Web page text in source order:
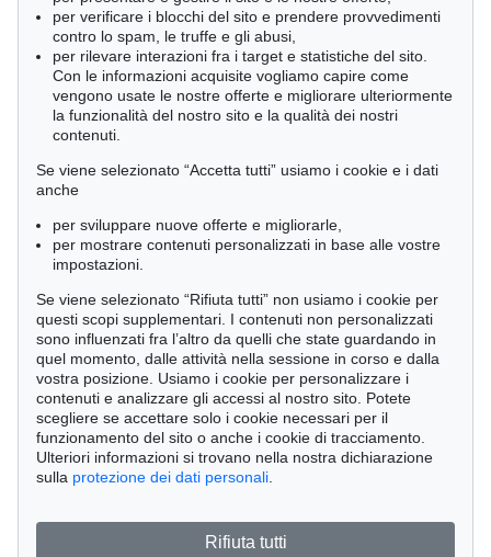
Asta 611 - lot 125001326
Stephan Balkenhol
Mann mit weißem Hemd und Hut
,1996
Stima: € 25,000
per verificare i blocchi del sito e prendere provvedimenti
contro lo spam, le truffe e gli abusi,
per rilevare interazioni fra i target e statistiche del sito.
Con le informazioni acquisite vogliamo capire come
vengono usate le nostre offerte e migliorare ulteriormente
la funzionalità del nostro sito e la qualità dei nostri
contenuti.
Se viene selezionato “Accetta tutti” usiamo i cookie e i dati
anche
per sviluppare nuove offerte e migliorarle,
per mostrare contenuti personalizzati in base alle vostre
impostazioni.
Se viene selezionato “Rifiuta tutti” non usiamo i cookie per
questi scopi supplementari. I contenuti non personalizzati
sono influenzati fra l’altro da quelli che state guardando in
quel momento, dalle attività nella sessione in corso e dalla
vostra posizione. Usiamo i cookie per personalizzare i
contenuti e analizzare gli accessi al nostro sito. Potete
scegliere se accettare solo i cookie necessari per il
funzionamento del sito o anche i cookie di tracciamento.
Ulteriori informazioni si trovano nella nostra dichiarazione
sulla protezione dei dati personali
Rifiuta tutti